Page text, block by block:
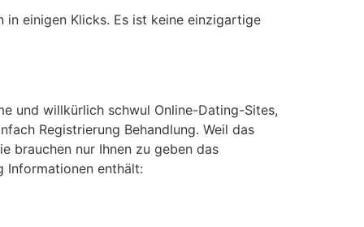
einigen Klicks. Es ist keine einzigartige
und willkürlich schwul Online-Dating-Sites,
Registrierung Behandlung. Weil das
brauchen nur Ihnen zu geben das
Informationen enthält: